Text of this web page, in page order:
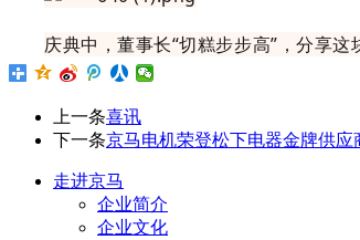
庆典中，董事长“切糕步步高”，分享
上一条喜讯
下一条京马电机荣登松下电器金牌供应
走进京马
企业简介
企业文化